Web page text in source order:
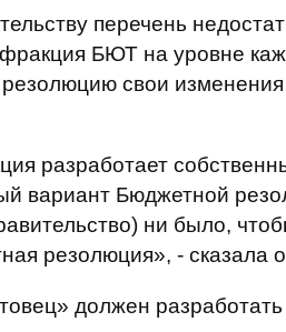
перечень
БЮТ на уровне
свои
разработает
вариант Бюджетной
ни было,
резолюция», - сказала
должен разработать